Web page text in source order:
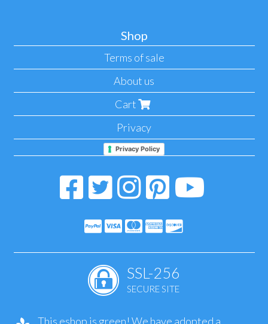
Shop
Terms of sale
About us
Cart
Privacy
Privacy Policy
SSL-256
SECURE SITE
This eshop is green! We have adopted a